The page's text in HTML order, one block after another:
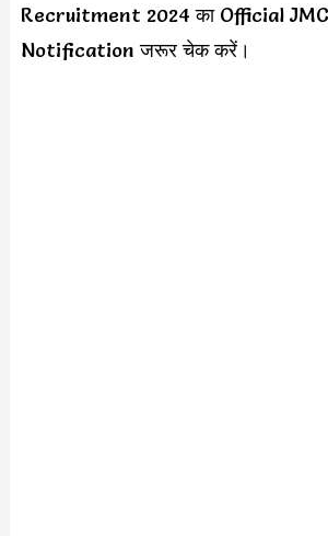
Recruitment 2024 का Official
Notification जरूर चेक करें।